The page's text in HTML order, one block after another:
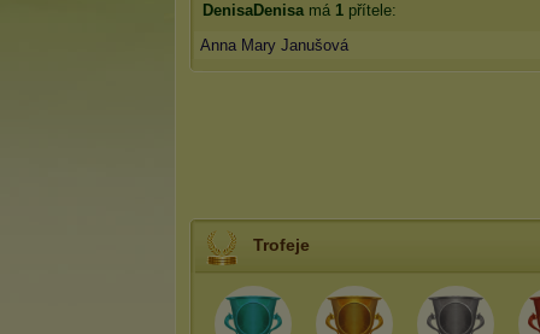
DenisaDenisamá 1 přítele:
Anna Mary Janušová
Trofeje